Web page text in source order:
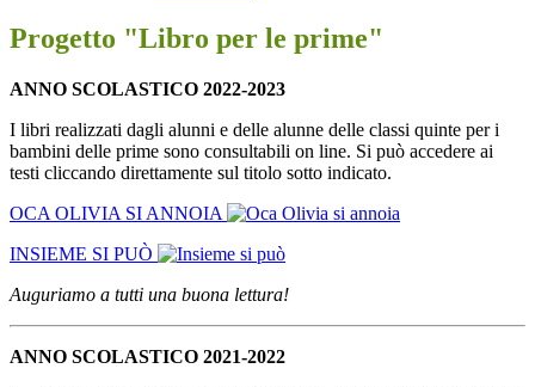
Progetto "Libro per le prime"
ANNO SCOLASTICO 2022-2023
I libri realizzati dagli alunni e delle alunne delle classi quinte per i
bambini delle prime sono consultabili on line. Si può accedere ai
testi cliccando direttamente sul titolo sotto indicato.
OCA OLIVIA SI ANNOIA
INSIEME SI PUÒ
Auguriamo a tutti una buona lettura!
ANNO SCOLASTICO 2021-2022